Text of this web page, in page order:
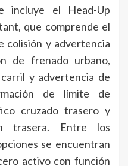
incluye el Head-Up
que comprende el
colisión y advertencia
de frenado urbano,
y advertencia de
de límite de
cruzado trasero y
trasera. Entre los
se encuentran
activo con función